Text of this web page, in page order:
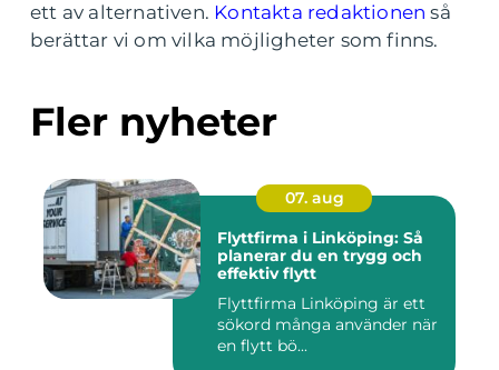
ett av alternativen. Kontakta redaktionen så
berättar vi om vilka möjligheter som finns.
Fler nyheter
07. aug
Flyttfirma i Linköping: Så
planerar du en trygg och
effektiv flytt
Flyttfirma Linköping är ett
sökord många använder när
en flytt bö...